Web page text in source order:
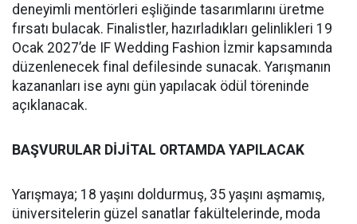
deneyimli mentörleri eşliğinde tasarımlarını üretme
fırsatı bulacak. Finalistler, hazırladıkları gelinlikleri 19
Ocak 2027’de IF Wedding Fashion İzmir kapsamında
düzenlenecek final defilesinde sunacak. Yarışmanın
kazananları ise aynı gün yapılacak ödül töreninde
açıklanacak.
BAŞVURULAR DİJİTAL ORTAMDA YAPILACAK
Yarışmaya; 18 yaşını doldurmuş, 35 yaşını aşmamış,
üniversitelerin güzel sanatlar fakültelerinde, moda